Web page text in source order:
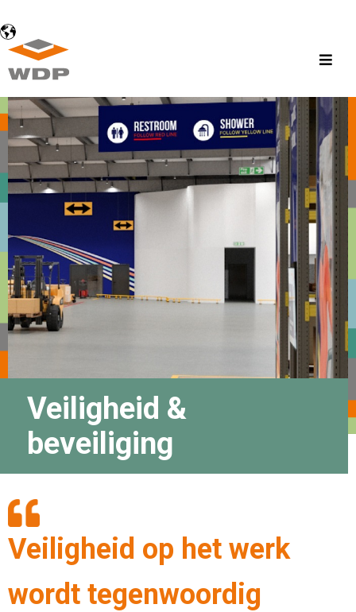
Veiligheid &
beveiliging
Veiligheid op het werk
wordt tegenwoordig